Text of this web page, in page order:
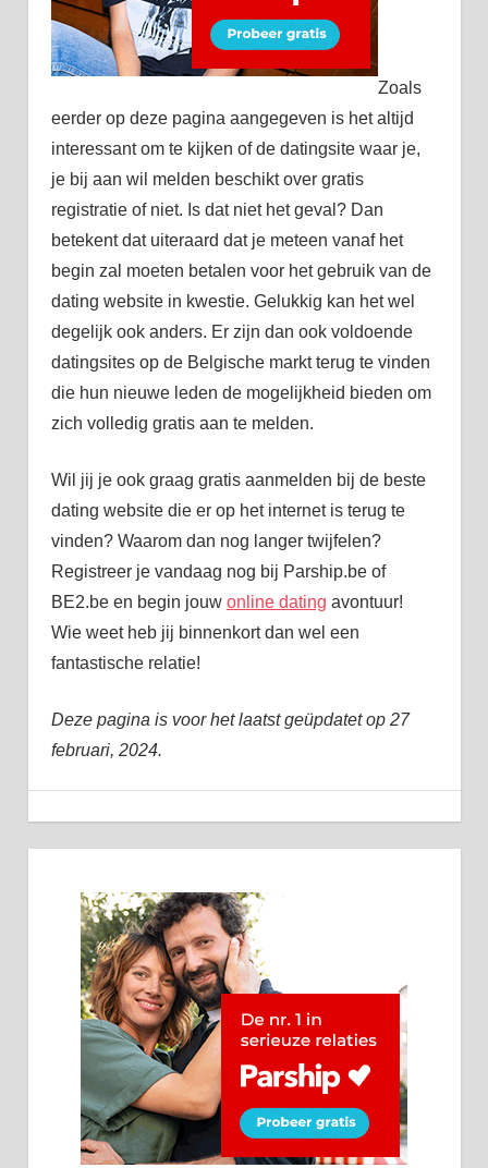
Zoals
eerder op deze pagina aangegeven is het altijd
interessant om te kijken of de datingsite waar je,
je bij aan wil melden beschikt over gratis
registratie of niet. Is dat niet het geval? Dan
betekent dat uiteraard dat je meteen vanaf het
begin zal moeten betalen voor het gebruik van de
dating website in kwestie. Gelukkig kan het wel
degelijk ook anders. Er zijn dan ook voldoende
datingsites op de Belgische markt terug te vinden
die hun nieuwe leden de mogelijkheid bieden om
zich volledig gratis aan te melden.
Wil jij je ook graag gratis aanmelden bij de beste
dating website die er op het internet is terug te
vinden? Waarom dan nog langer twijfelen?
Registreer je vandaag nog bij Parship.be of
BE2.be en begin jouw online dating avontuur!
Wie weet heb jij binnenkort dan wel een
fantastische relatie!
Deze pagina is voor het laatst geüpdatet op 27
februari, 2024.
25 augustus, 2018
admin
Algemeen